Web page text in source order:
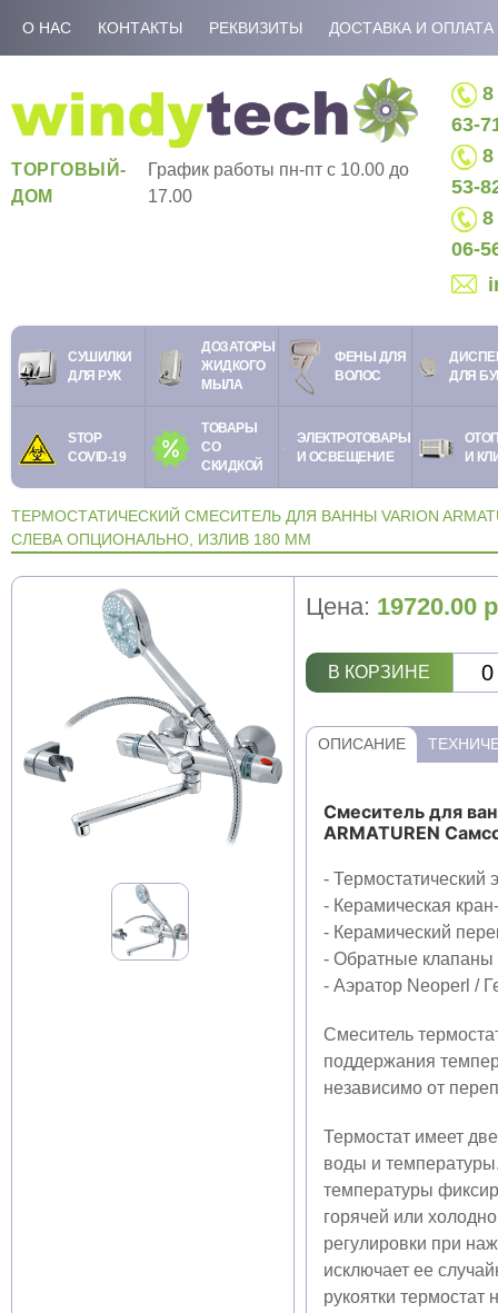
О НАС КОНТАКТЫ РЕКВИЗИТЫ ДОСТАВКА И ОПЛАТА
ТОРГОВЫЙ-
ДОМ
График работы пн-пт c 10.00 до
17.00
8
63-
8
53-
8
06-
СУШИЛКИ
ДЛЯ РУК
ДОЗАТОРЫ
ЖИДКОГО
МЫЛА
ФЕНЫ ДЛЯ
ВОЛОС
ДЛЯ
STOP
COVID-19
ТОВАРЫ
СО
СКИДКОЙ
ЭЛЕКТРОТОВАРЫ
И ОСВЕЩЕНИЕ
И
ТЕРМОСТАТИЧЕСКИЙ СМЕСИТЕЛЬ ДЛЯ ВАННЫ VARION
СЛЕВА ОПЦИОНАЛЬНО, ИЗЛИВ 180 ММ
Цена: 19720.00
В КОРЗИНЕ
ОПИСАНИЕ
Смеситель для
ARMATUREN
-
- Керамическая
- Керамический
- Обратные
- Аэратор Neoperl /
Смеситель
поддержания
независимо от
Термостат имеет
воды и
температуры
горячей или
регулировки при
исключает ее
рукоятки